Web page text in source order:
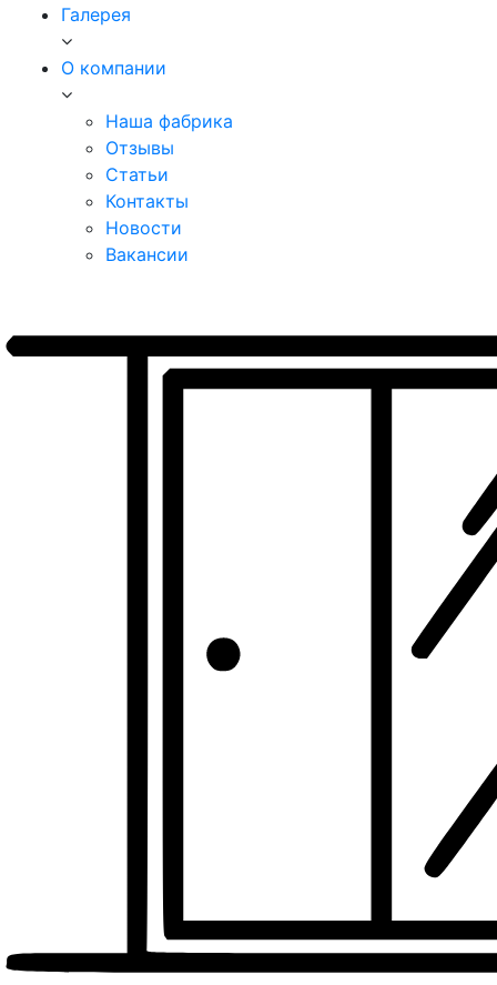
Галерея
О компании
Наша фабрика
Отзывы
Статьи
Контакты
Новости
Вакансии